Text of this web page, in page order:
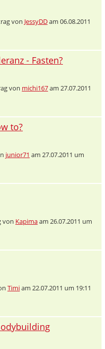
von JessyDDam 06.08.2011
- Fasten?
von michi167am 27.07.2011
to?
junior71 am 27.07.2011 um
von Kapimaam 26.07.2011 um
Timiam 22.07.2011 um 19:11